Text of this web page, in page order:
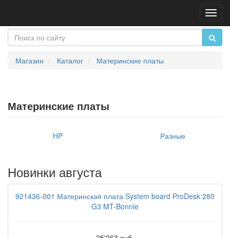
Магазин Каталог Материнские платы
Материнские платы
HP Разные
Новинки августа
921436-001 Материнская плата System board ProDesk 280
G3 MT-Bonnie